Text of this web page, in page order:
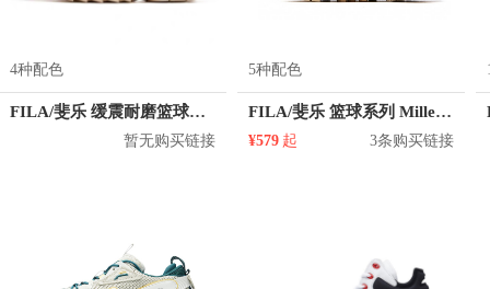
4种配色
FILA/斐乐 缓震耐磨篮球鞋 T12M913704
暂无购买链接
5种配色
FILA/斐乐 篮球系列 Millennium篮球鞋 T12M034104F
¥579 起 3条购买链接